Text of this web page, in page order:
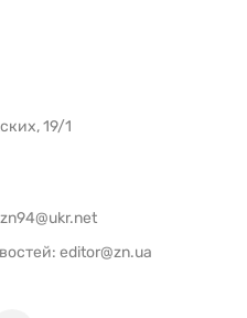
19/1
zn94@ukr.net
editor@zn.ua